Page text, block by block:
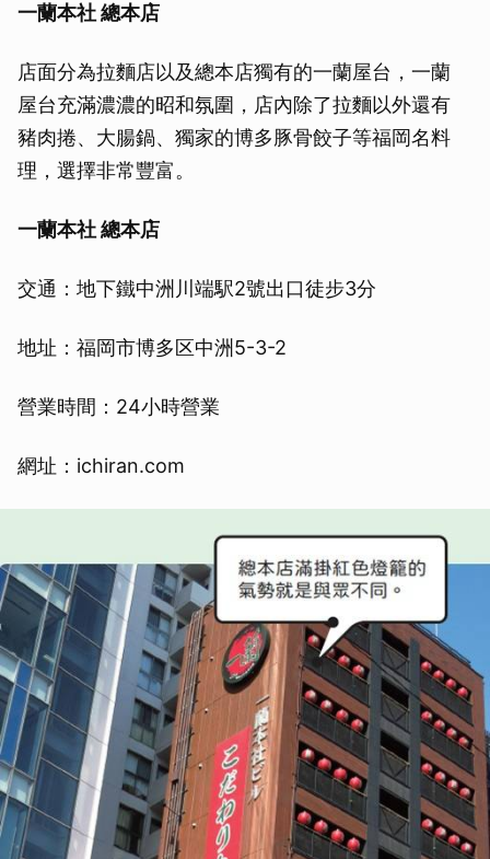
一蘭本社 總本店
店面分為拉麵店以及總本店獨有的一蘭屋台，一蘭
屋台充滿濃濃的昭和氛圍，店內除了拉麵以外還有
豬肉捲、大腸鍋、獨家的博多豚骨餃子等福岡名料
理，選擇非常豐富。
一蘭本社 總本店
交通：地下鐵中洲川端駅2號出口徒步3分
地址：福岡市博多区中洲5-3-2
營業時間：24小時營業
網址：ichiran.com